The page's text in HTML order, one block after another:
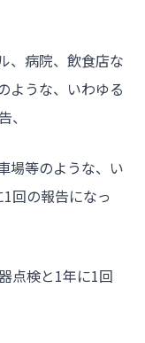
ョンオーナー様
、病院、飲食店な
ような、いわゆる
場等のような、い
回の報告になっ
点検と1年に1回